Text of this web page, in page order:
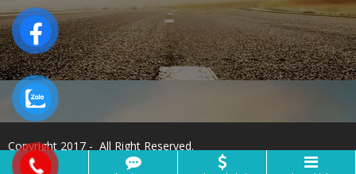
Copyright 2017 - All Right Reserved.